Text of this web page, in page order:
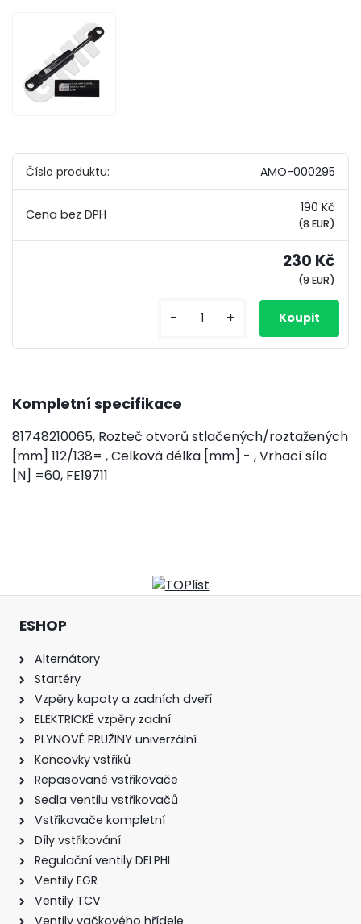
Číslo produktu: AMO-000295
190 Kč
(8 EUR)
230 Kč
(9 EUR)
- +
Kompletní specifikace
81748210065, Rozteč otvorů stlačených/roztažených
[mm] 112/138= , Celková délka [mm] - , Vrhací síla
[N] =60, FE19711
ESHOP
Alternátory
Startéry
Vzpěry kapoty a zadních dveří
ELEKTRICKÉ vzpěry zadní
PLYNOVÉ PRUŽINY univerzální
Koncovky vstřiků
Repasované vstřikovače
Sedla ventilu vstřikovačů
Vstřikovače kompletní
Díly vstřikování
Regulační ventily DELPHI
Ventily EGR
Ventily TCV
Ventily vačkového hřídele